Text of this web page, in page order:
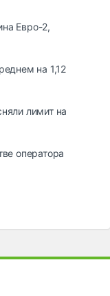
Евро-2,
на 1,12
лимит на
оператора